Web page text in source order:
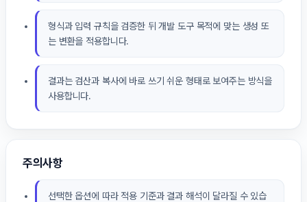
형식과 입력 규칙을 검증한 뒤 개발 도구 목적에 맞는 생성 또
는 변환을 적용합니다.
결과는 검산과 복사에 바로 쓰기 쉬운 형태로 보여주는 방식을
사용합니다.
주의사항
선택한 옵션에 따라 적용 기준과 결과 해석이 달라질 수 있습